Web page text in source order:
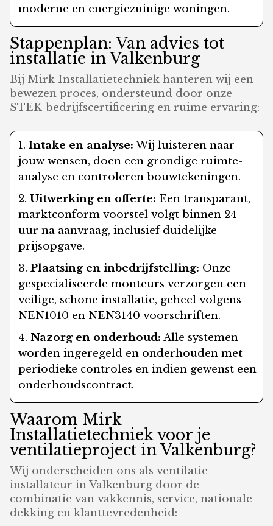
moderne en energiezuinige woningen.
Stappenplan: Van advies tot
installatie in Valkenburg
Bij Mirk Installatietechniek hanteren wij een
bewezen proces, ondersteund door onze
STEK-bedrijfscertificering en ruime ervaring:
Intake en analyse: Wij luisteren naar
jouw wensen, doen een grondige ruimte-
analyse en controleren bouwtekeningen.
Uitwerking en offerte: Een transparant,
marktconform voorstel volgt binnen 24
uur na aanvraag, inclusief duidelijke
prijsopgave.
Plaatsing en inbedrijfstelling: Onze
gespecialiseerde monteurs verzorgen een
veilige, schone installatie, geheel volgens
NEN1010 en NEN3140 voorschriften.
Nazorg en onderhoud: Alle systemen
worden ingeregeld en onderhouden met
periodieke controles en indien gewenst een
onderhoudscontract.
Waarom Mirk
Installatietechniek voor je
ventilatieproject in Valkenburg?
Wij onderscheiden ons als ventilatie
installateur in Valkenburg door de
combinatie van vakkennis, service, nationale
dekking en klanttevredenheid: